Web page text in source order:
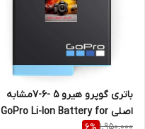
باتری گوپرو هیرو 5 -6-7مشابه
اصلی GoPro Li-Ion Battery for